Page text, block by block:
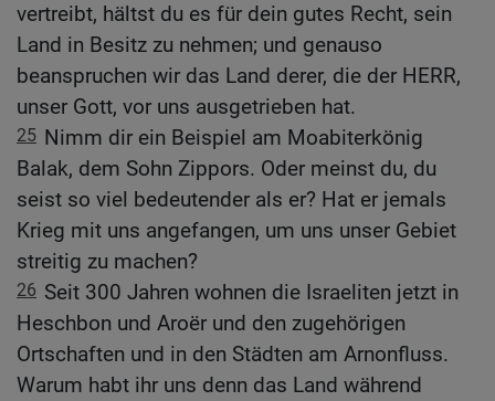
vertreibt, hältst du es für dein gutes Recht, sein
Land in Besitz zu nehmen; und genauso
beanspruchen wir das Land derer, die der HERR,
unser Gott, vor uns ausgetrieben hat.
25 Nimm dir ein Beispiel am Moabiterkönig
Balak, dem Sohn Zippors. Oder meinst du, du
seist so viel bedeutender als er? Hat er jemals
Krieg mit uns angefangen, um uns unser Gebiet
streitig zu machen?
26 Seit 300 Jahren wohnen die Israeliten jetzt in
Heschbon und Aroër und den zugehörigen
Ortschaften und in den Städten am Arnonfluss.
Warum habt ihr uns denn das Land während